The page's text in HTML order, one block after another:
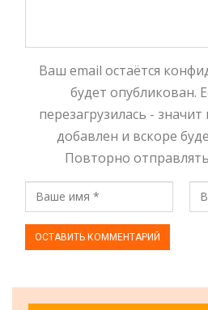
Ваш email остаётся
будет опубликован.
перезагрузилась -
добавлен и вскоре
Повторно